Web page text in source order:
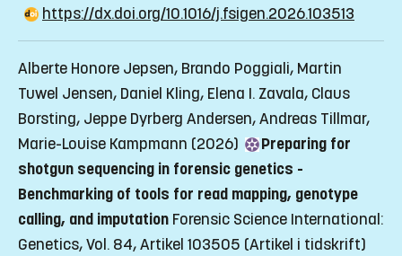
https://dx.doi.org/10.1016/j.fsigen.2026.103513
Alberte Honore Jepsen, Brando Poggiali, Martin
Tuwel Jensen, Daniel Kling, Elena I. Zavala, Claus
Borsting, Jeppe Dyrberg Andersen, Andreas Tillmar,
Marie-Louise Kampmann (2026)
Preparing for
shotgun sequencing in forensic genetics -
Benchmarking of tools for read mapping, genotype
calling, and imputation Forensic Science International:
Genetics, Vol. 84, Artikel 103505 (Artikel i tidskrift)